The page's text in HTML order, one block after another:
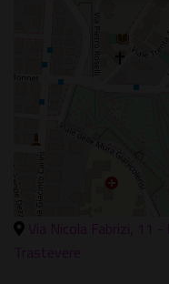
Via Nicola Fabrizi, 11
Trastevere